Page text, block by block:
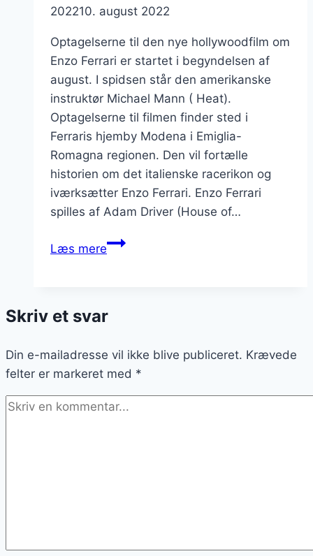
202210. august 2022
Optagelserne til den nye hollywoodfilm om
Enzo Ferrari er startet i begyndelsen af
august. I spidsen står den amerikanske
instruktør Michael Mann ( Heat).
Optagelserne til filmen finder sted i
Ferraris hjemby Modena i Emiglia-
Romagna regionen. Den vil fortælle
historien om det italienske racerikon og
iværksætter Enzo Ferrari. Enzo Ferrari
spilles af Adam Driver (House of…
Læs mereEnzo
til
film
er
i
gang
Skriv et svar
Din e-mailadresse vil ikke blive publiceret. Krævede
felter er markeret med *